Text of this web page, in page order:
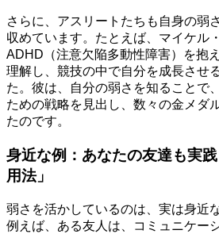
さらに、アスリートたちも自身の弱
収めています。たとえば、マイケル
ADHD（注意欠陥多動性障害）を抱
理解し、競技の中で自分を成長させ
た。彼は、自分の弱さを知ることで
ための戦略を見出し、数々の金メダ
たのです。
身近な例：あなたの友達も実
用法」
弱さを活かしているのは、実は身近
例えば、ある友人は、コミュニケー